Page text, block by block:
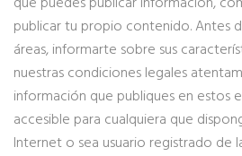
publicar tu propio contenido. Antes
áreas, informarte sobre sus
nuestras condiciones legales
información que publiques en estos
accesible para cualquiera que
Internet o sea usuario registrado de